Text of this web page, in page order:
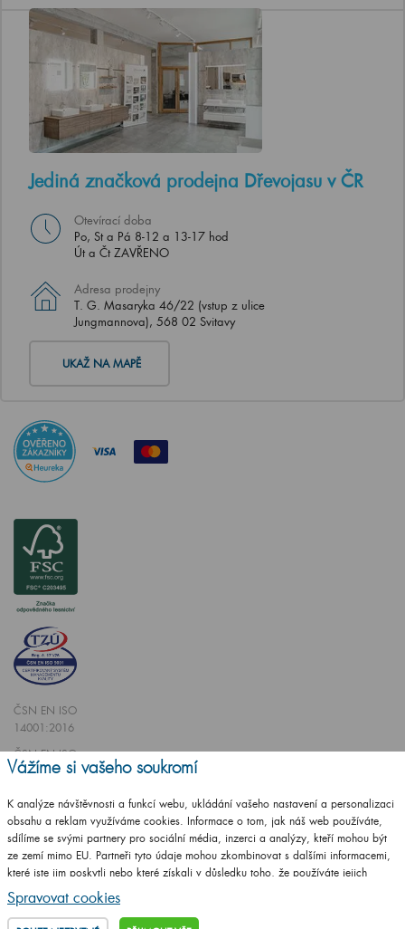
Jediná značková prodejna Dřevojasu v ČR
Otevírací doba
Po, St a Pá 8-12 a 13-17 hod
Út a Čt ZAVŘENO
Adresa prodejny
T. G. Masaryka 46/22 (vstup z ulice
Jungmannova), 568 02 Svitavy
UKAŽ NA MAPĚ
ČSN EN ISO
14001:2016
ČSN EN ISO
9001:2016
Vytvořilo studioCZECHGROUP.cz
© 2009 - 2025 Koupelnový nábytek Dřevojas v. d.,
Vážíme si vašeho soukromí
K analýze návštěvnosti a funkcí webu, ukládání vašeho nastavení a personalizaci
obsahu a reklam využíváme cookies. Informace o tom, jak náš web používáte,
sdílíme se svými partnery pro sociální média, inzerci a analýzy, kteří mohou být
ze zemí mimo EU. Partneři tyto údaje mohou zkombinovat s dalšími informacemi,
které jste jim poskytli nebo které získali v důsledku toho, že používáte jejich
služby.
Podrobné informace
Spravovat cookies